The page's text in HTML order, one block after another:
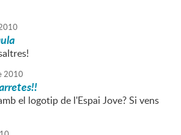
2010
el logotip de l'Espai Jove? Si vens